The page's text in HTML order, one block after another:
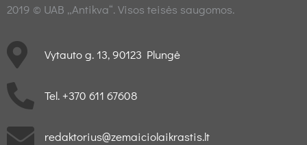
2019 © UAB „Antikva“. Visos teisės saugomos.
Vytauto g. 13, 90123 Plungė
Tel. +370 611 67608
redaktorius@zemaiciolaikrastis.lt